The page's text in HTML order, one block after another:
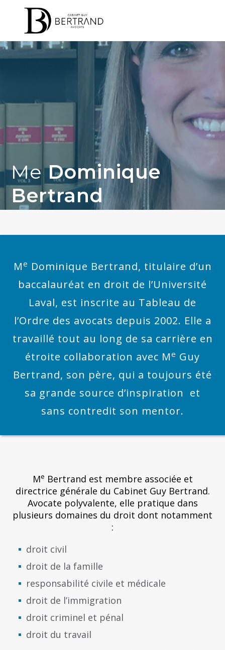
MeDominique
Bertrand
Me Dominique Bertrand, titulaire d’un
baccalauréat en droit de l’Université
Laval, est inscrite au Tableau de
l’Ordre des avocats depuis 2002. Elle a
travaillé tout au long de sa carrière en
étroite collaboration avec Me Guy
Bertrand, son père, qui a toujours été
sa grande source d’inspiration et
sans contredit son mentor.
Me Bertrand est membre associée et
directrice générale du Cabinet Guy Bertrand.
Avocate polyvalente, elle pratique dans
plusieurs domaines du droit dont notamment
:
droit civil
droit de la famille
responsabilité civile et médicale
droit de l’immigration
droit criminel et pénal
droit du travail